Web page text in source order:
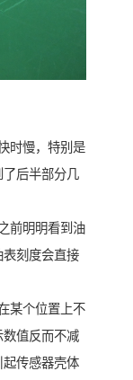
时慢，特别是
后半部分几
前明明看到油
刻度会直接
某个位置上不
值反而不减
传感器壳体